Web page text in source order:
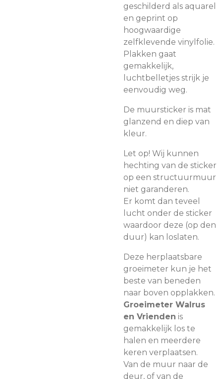
geschilderd als aquarel
en geprint op
hoogwaardige
zelfklevende vinylfolie.
Plakken gaat
gemakkelijk,
luchtbelletjes strijk je
eenvoudig weg.
De muursticker is mat
glanzend en diep van
kleur.
Let op! Wij kunnen
hechting van de sticker
op een structuurmuur
niet garanderen.
Er komt dan teveel
lucht onder de sticker
waardoor deze (op den
duur) kan loslaten.
Deze herplaatsbare
groeimeter kun je het
beste van beneden
naar boven opplakken.
Groeimeter Walrus
en Vrienden is
gemakkelijk los te
halen en meerdere
keren verplaatsen.
Van de muur naar de
deur, of van de